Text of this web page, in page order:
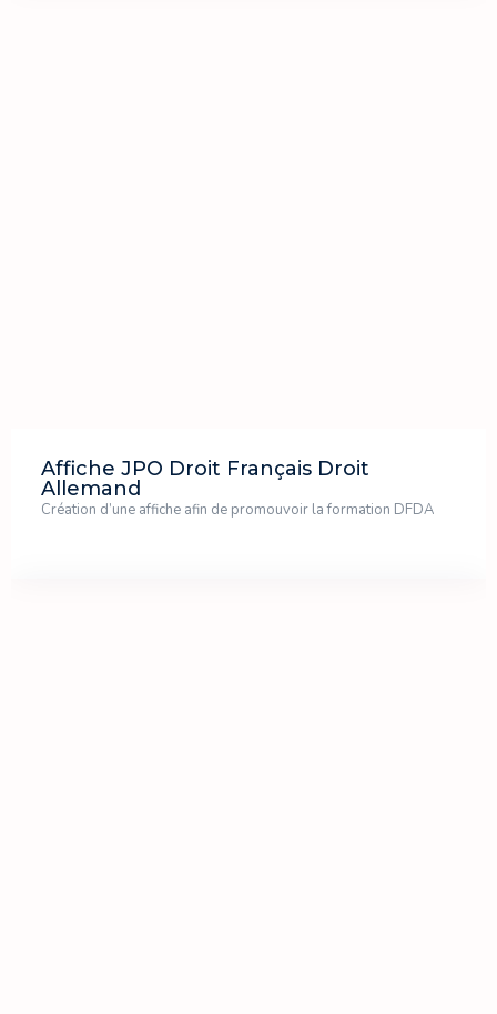
Affiche JPO Droit Français Droit
Allemand
Création d’une affiche afin de promouvoir la formation DFDA